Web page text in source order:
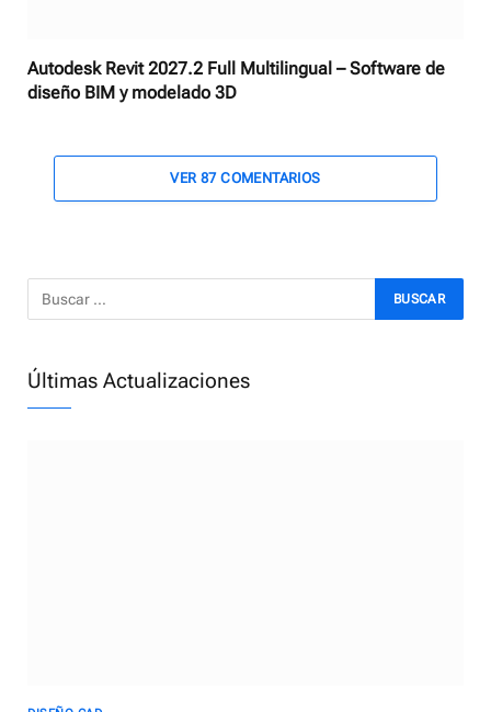
Autodesk Revit 2027.2 Full Multilingual – Software de
diseño BIM y modelado 3D
VER 87 COMENTARIOS
Últimas Actualizaciones